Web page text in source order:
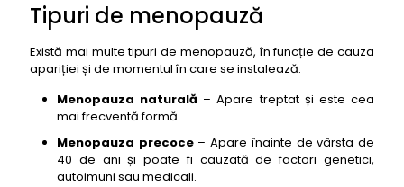
Tipuri de menopauză
Există mai multe tipuri de menopauză, în funcție de cauza
apariției și de momentul în care se instalează:
Menopauza naturală – Apare treptat și este cea
mai frecventă formă.
Menopauza precoce– Apare înainte de vârsta de
40 de ani și poate fi cauzată de factori genetici,
autoimuni sau medicali.